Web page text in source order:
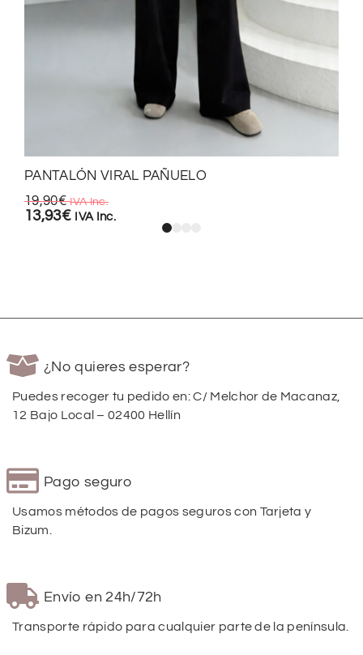
PANTALÓN VIRAL PAÑUELO
19,90€ IVA Inc.
13,93€ IVA Inc.
¿No quieres esperar?
Puedes recoger tu pedido en: C/ Melchor de Macanaz,
12 Bajo Local – 02400 Hellín
Pago seguro
Usamos métodos de pagos seguros con Tarjeta y
Bizum.
Envío en 24h/72h
Transporte rápido para cualquier parte de la península.